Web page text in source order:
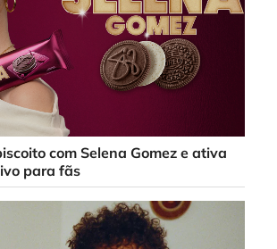
com Selena Gomez e ativa
para fãs